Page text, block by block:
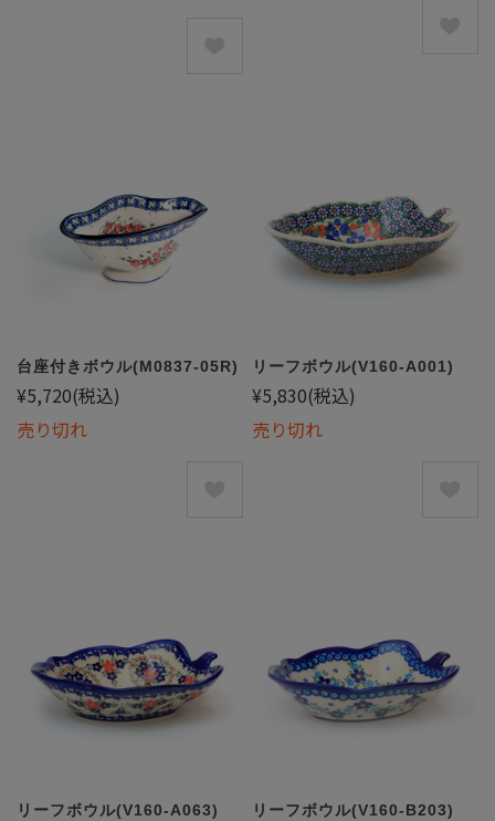
台座付きボウル(M0837-05R)
¥5,720(税込)
売り切れ
リーフボウル(V160-A001)
¥5,830(税込)
売り切れ
リーフボウル(V160-A063) リーフボウル(V160-B203)